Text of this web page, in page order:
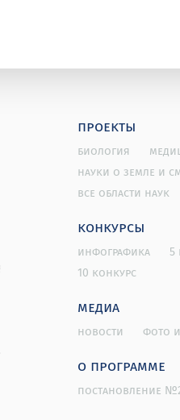
проекты
биология
науки о земле и
все области наук
конкурсы
инфографика 5
10 конкурс
медиа
новости фото
о программе
постановление